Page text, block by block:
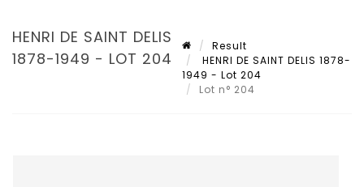
HENRI DE SAINT DELIS
1878-1949 - LOT 204
Result
HENRI DE SAINT DELIS 1878-
1949 - Lot 204
Lot n° 204